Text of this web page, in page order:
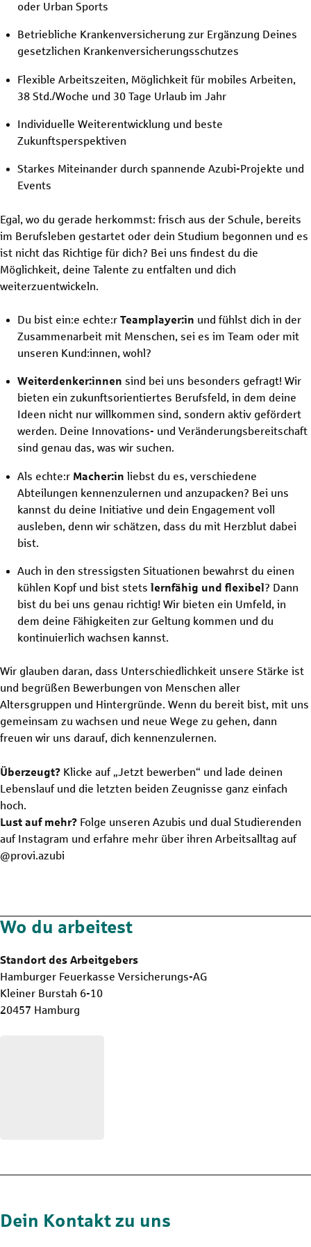
oder Urban Sports
Betriebliche Krankenversicherung zur Ergänzung Deines
gesetzlichen Krankenversicherungsschutzes
Flexible Arbeitszeiten, Möglichkeit für mobiles Arbeiten,
38 Std./Woche und 30 Tage Urlaub im Jahr
Individuelle Weiterentwicklung und beste
Zukunftsperspektiven
Starkes Miteinander durch spannende Azubi-Projekte und
Events
Egal, wo du gerade herkommst: frisch aus der Schule, bereits
im Berufsleben gestartet oder dein Studium begonnen und es
ist nicht das Richtige für dich? Bei uns findest du die
Möglichkeit, deine Talente zu entfalten und dich
weiterzuentwickeln.
Du bist ein:e echte:rTeamplayer:in und fühlst dich in der
Zusammenarbeit mit Menschen, sei es im Team oder mit
unseren Kund:innen, wohl?
Weiterdenker:innen sind bei uns besonders gefragt! Wir
bieten ein zukunftsorientiertes Berufsfeld, in dem deine
Ideen nicht nur willkommen sind, sondern aktiv gefördert
werden. Deine Innovations- und Veränderungsbereitschaft
sind genau das, was wir suchen.
Als echte:r Macher:in liebst du es, verschiedene
Abteilungen kennenzulernen und anzupacken? Bei uns
kannst du deine Initiative und dein Engagement voll
ausleben, denn wir schätzen, dass du mit Herzblut dabei
bist.
Auch in den stressigsten Situationen bewahrst du einen
kühlen Kopf und bist stetslernfähig und flexibel ? Dann
bist du bei uns genau richtig! Wir bieten ein Umfeld, in
dem deine Fähigkeiten zur Geltung kommen und du
kontinuierlich wachsen kannst.
Wir glauben daran, dass Unterschiedlichkeit unsere Stärke ist
und begrüßen Bewerbungen von Menschen aller
Altersgruppen und Hintergründe. Wenn du bereit bist, mit uns
gemeinsam zu wachsen und neue Wege zu gehen, dann
freuen wir uns darauf, dich kennenzulernen.
Überzeugt? Klicke auf „Jetzt bewerben“ und lade deinen
Lebenslauf und die letzten beiden Zeugnisse ganz einfach
hoch.
Lust auf mehr? Folge unseren Azubis und dual Studierenden
auf Instagram und erfahre mehr über ihren Arbeitsalltag auf
@provi.azubi
Wo du arbeitest
Standort des Arbeitgebers
Hamburger Feuerkasse Versicherungs-AG
Kleiner Burstah 6-10
20457 Hamburg
Dein Kontakt zu uns